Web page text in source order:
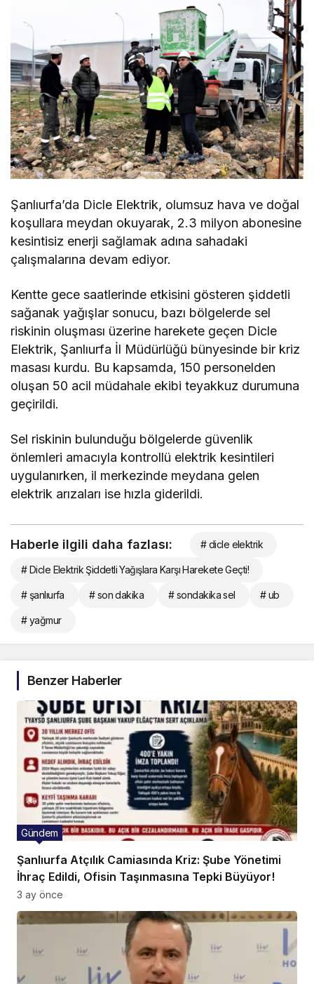
Şanlıurfa’da Dicle Elektrik, olumsuz hava ve doğal
koşullara meydan okuyarak, 2.3 milyon abonesine
kesintisiz enerji sağlamak adına sahadaki
çalışmalarına devam ediyor.
Kentte gece saatlerinde etkisini gösteren şiddetli
sağanak yağışlar sonucu, bazı bölgelerde sel
riskinin oluşması üzerine harekete geçen Dicle
Elektrik, Şanlıurfa İl Müdürlüğü bünyesinde bir kriz
masası kurdu. Bu kapsamda, 150 personelden
oluşan 50 acil müdahale ekibi teyakkuz durumuna
geçirildi.
Sel riskinin bulunduğu bölgelerde güvenlik
önlemleri amacıyla kontrollü elektrik kesintileri
uygulanırken, il merkezinde meydana gelen
elektrik arızaları ise hızla giderildi.
Haberle ilgili daha fazlası: # dicle elektrik
# Dicle Elektrik Şiddetli Yağışlara Karşı Harekete Geçti!
# şanlıurfa # son dakika # sondakika sel # ub
# yağmur
Benzer Haberler
Şanlıurfa Atçılık Camiasında Kriz: Şube Yönetimi
İhraç Edildi, Ofisin Taşınmasına Tepki Büyüyor!
Gündem
3 ay önce